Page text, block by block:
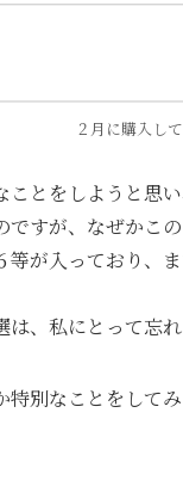
２月に購入し
とをしようと思
すが、なぜかこ
等が入っており、
、私にとって忘
特別なことをして